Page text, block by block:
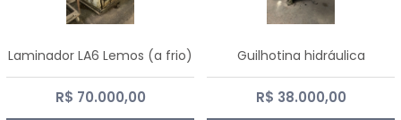
Laminador LA6 Lemos (a frio)
R$ 70.000,00
Guilhotina hidráulica
R$ 38.000,00